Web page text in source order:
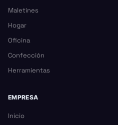
Maletines
Hogar
Oficina
Confección
Herramientas
EMPRESA
Inicio